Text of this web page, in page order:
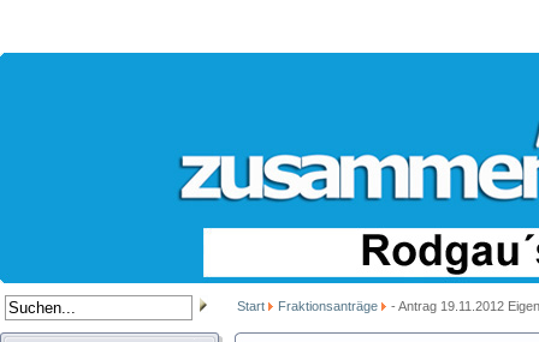
Start Fraktionsanträge - Antrag 19.11.2012